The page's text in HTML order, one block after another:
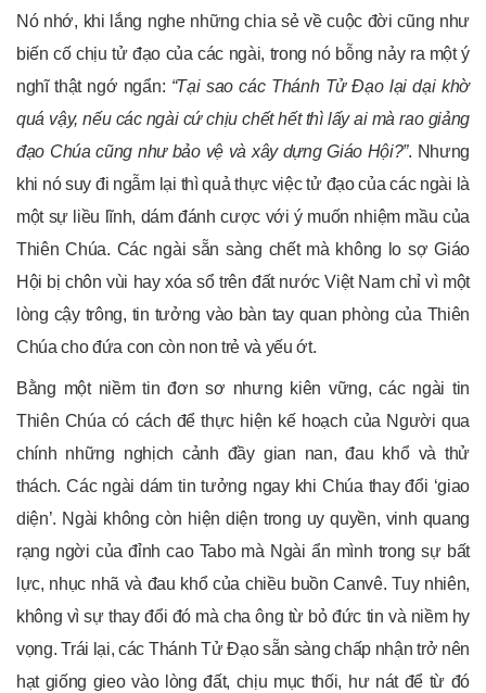
Nó nhớ, khi lắng nghe những chia sẻ về cuộc đời cũng như
biến cố chịu tử đạo của các ngài, trong nó bỗng nảy ra một ý
nghĩ thật ngớ ngẩn: “Tại sao các Thánh Tử Đạo lại dại khờ
quá vậy, nếu các ngài cứchịu chết hết thì lấy ai màrao giảng
đạo Chúa cũng nhưbảo vệ và xây dựng Giáo Hội?”. Nhưng
khi nó suy đi ngẫm lại thì quả thực việc tử đạo của các ngài là
một sự liều lĩnh, dám đánh cược với ý muốn nhiệm mầu của
Thiên Chúa. Các ngài sẵn sàng chết mà không lo sợ Giáo
Hội bị chôn vùi hay xóa sổ trên đất nước Việt Nam chỉ vì một
lòng cậy trông, tin tưởng vào bàn tay quan phòng của Thiên
Chúa cho đứa con còn non trẻ và yếu ớt.
Bằng một niềm tin đơn sơ nhưng kiên vững, các ngài tin
Thiên Chúa có cách để thực hiện kế hoạch của Người qua
chính những nghịch cảnh đầy gian nan, đau khổ và thử
thách. Các ngài dám tin tưởng ngay khi Chúa thay đổi ‘giao
diện’. Ngài không còn hiện diện trong uy quyền, vinh quang
rạng ngời của đỉnh cao Tabo mà Ngài ẩn mình trong sự bất
lực, nhục nhã và đau khổ của chiều buồn Canvê. Tuy nhiên,
không vì sự thay đổi đó mà cha ông từ bỏ đức tin và niềm hy
vọng. Trái lại, các Thánh Tử Đạo sẵn sàng chấp nhận trở nên
hạt giống gieo vào lòng đất, chịu mục thối, hư nát để từ đó